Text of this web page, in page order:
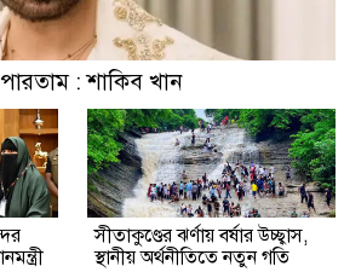
: শাকিব খান
সীতাকুণ্ডের ঝর্ণায় বর্ষার উচ্ছ্বাস,
স্থানীয় অর্থনীতিতে নতুন গতি